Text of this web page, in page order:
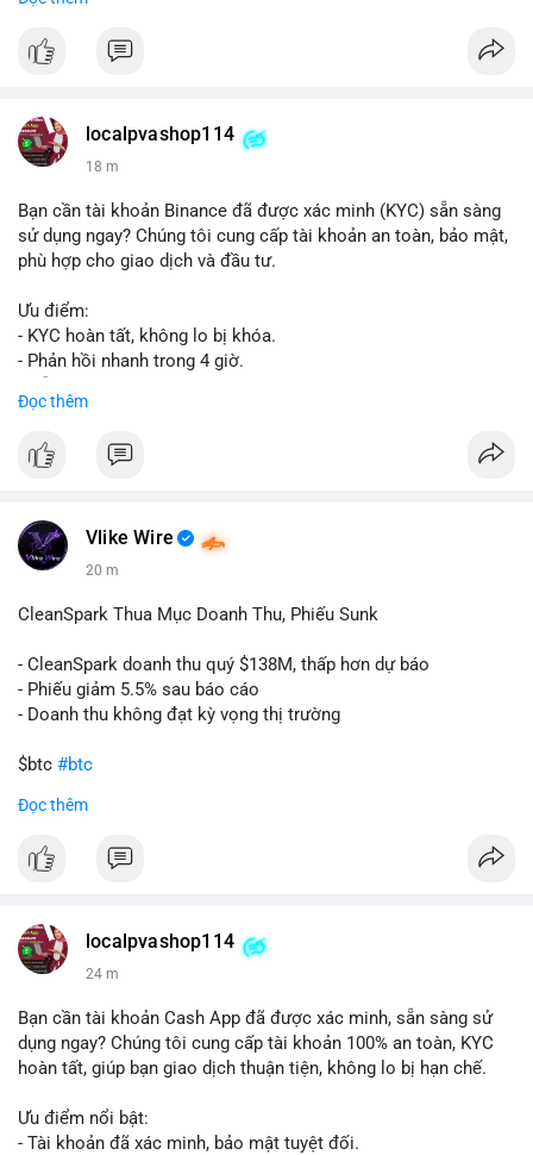
📞 WhatsApp: +1 660 215-8938
📧 Email: localpvashop@gmail.com
của bạn!
localpvashop114
18 m
Bạn cần tài khoản Binance đã được xác minh (KYC) sẵn sàng
sử dụng ngay? Chúng tôi cung cấp tài khoản an toàn, bảo mật,
phù hợp cho giao dịch và đầu tư.
Ưu điểm:
- KYC hoàn tất, không lo bị khóa.
- Phản hồi nhanh trong 4 giờ.
📞 WhatsApp: +1 660 215-8938
Đọc thêm
Vlike Wire
20 m
CleanSpark Thua Mục Doanh Thu, Phiếu Sunk
- CleanSpark doanh thu quý $138M, thấp hơn dự báo
- Phiếu giảm 5.5% sau báo cáo
- Doanh thu không đạt kỳ vọng thị trường
$btc #btc
#vlikevn
📰 Nguồn: Cointelegraph
Đọc thêm
localpvashop114
24 m
Bạn cần tài khoản Cash App đã được xác minh, sẵn sàng sử
dụng ngay? Chúng tôi cung cấp tài khoản 100% an toàn, KYC
hoàn tất, giúp bạn giao dịch thuận tiện, không lo bị hạn chế.
Ưu điểm nổi bật:
- Tài khoản đã xác minh, bảo mật tuyệt đối.